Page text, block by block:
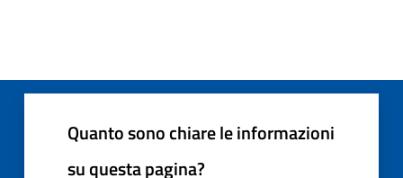
Quanto sono chiare le informazioni
su questa pagina?